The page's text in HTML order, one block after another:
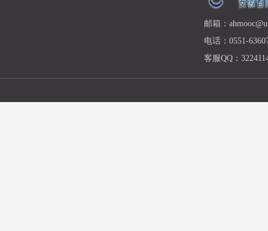
邮箱：
电话：0551-
客服QQ：